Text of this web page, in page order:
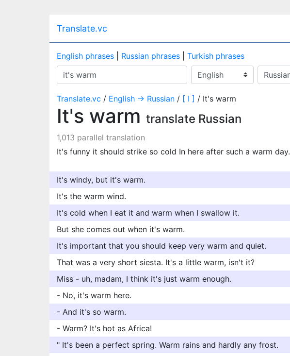
Translate.vc
English phrases Russian phrases
Turkish phrases
Translate.vc / English → Russian / [ I ] / It's warm
It's warm translate Russian
1,013 parallel translation
It's funny it should strike so cold In here after such a warm day.
It's windy, but it's warm.
It's the warm wind.
It's cold when I eat it and warm when I swallow it.
But she comes out when it's warm.
It's important that you should keep very warm and quiet.
That was a very short siesta. It's a little warm, isn't it?
Miss - uh, madam, I think it's just warm enough.
- No, it's warm here.
- And it's so warm.
- Warm? It's hot as Africa!
" It's been a perfect spring. Warm rains and hardly any frost.